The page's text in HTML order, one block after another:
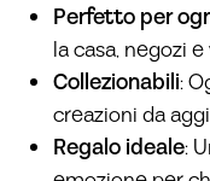
Perfetto per
la casa, negozi
Collezionabili:
creazioni da
Regalo ideale: